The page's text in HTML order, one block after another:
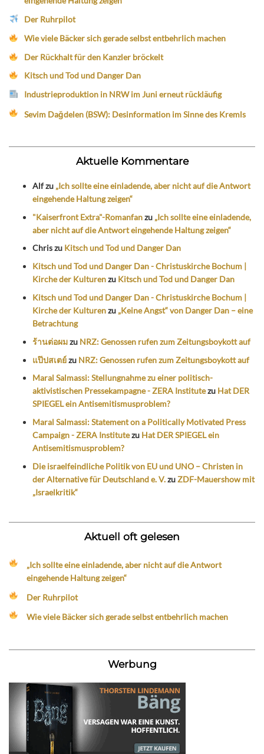
Der Ruhrpilot
Wie viele Bäcker sich gerade selbst entbehrlich machen
Der Rückhalt für den Kanzler bröckelt
Kitsch und Tod und Danger Dan
Industrieproduktion in NRW im Juni erneut rückläufig
Sevim Dağdelen (BSW): Desinformation im Sinne des Kremls
Aktuelle Kommentare
Alfzu „Ich sollte eine einladende, aber nicht auf die Antwort
eingehende Haltung zeigen“
"Kaiserfront Extra"-Romanfanzu „Ich sollte eine einladende,
aber nicht auf die Antwort eingehende Haltung zeigen“
Chriszu Kitsch und Tod und Danger Dan
Kitsch und Tod und Danger Dan - Christuskirche Bochum |
Kirche der Kulturenzu Kitsch und Tod und Danger Dan
Kitsch und Tod und Danger Dan - Christuskirche Bochum |
Kirche der Kulturenzu „Keine Angst“ von Danger Dan – eine
Betrachtung
ร้านต่อผมzu NRZ: Genossen rufen zum Zeitungsboykott auf
แป๊ปสเตย์zu NRZ: Genossen rufen zum Zeitungsboykott auf
Maral Salmassi: Stellungnahme zu einer politisch-
aktivistischen Pressekampagne - ZERA Institutezu Hat DER
SPIEGEL ein Antisemitismusproblem?
Maral Salmassi: Statement on a Politically Motivated Press
Campaign - ZERA Institutezu Hat DER SPIEGEL ein
Antisemitismusproblem?
Die israelfeindliche Politik von EU und UNO – Christen in
der Alternative für Deutschland e. V.zuZDF-Mauershow mit
„Israelkritik“
Aktuell oft gelesen
„Ich sollte eine einladende, aber nicht auf die Antwort
eingehende Haltung zeigen“
Der Ruhrpilot
Wie viele Bäcker sich gerade selbst entbehrlich machen
Werbung